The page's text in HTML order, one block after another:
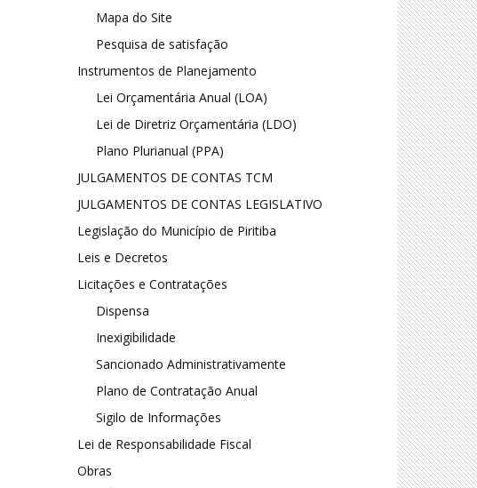
Mapa do Site
Pesquisa de satisfação
Instrumentos de Planejamento
Lei Orçamentária Anual (LOA)
Lei de Diretriz Orçamentária (LDO)
Plano Plurianual (PPA)
JULGAMENTOS DE CONTAS TCM
JULGAMENTOS DE CONTAS LEGISLATIVO
Legislação do Município de Piritiba
Leis e Decretos
Licitações e Contratações
Dispensa
Inexigibilidade
Sancionado Administrativamente
Plano de Contratação Anual
Sigilo de Informações
Lei de Responsabilidade Fiscal
Obras